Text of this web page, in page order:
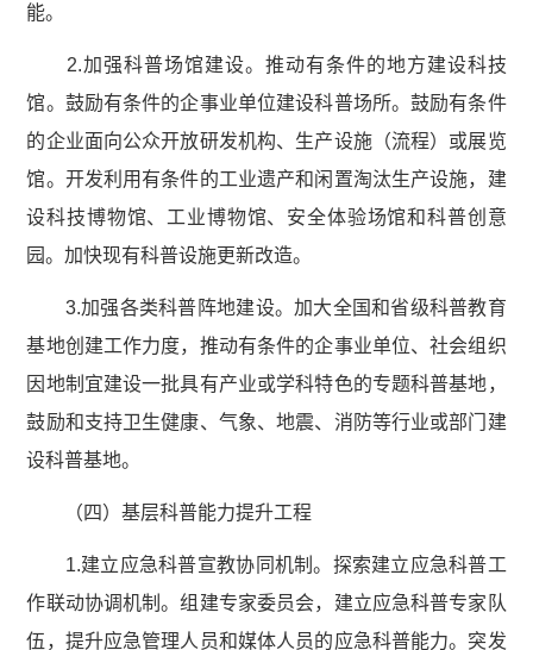
能。
2.加强科普场馆建设。推动有条件的地方建设科技
馆。鼓励有条件的企事业单位建设科普场所。鼓励有条件
的企业面向公众开放研发机构、生产设施（流程）或展览
馆。开发利用有条件的工业遗产和闲置淘汰生产设施，建
设科技博物馆、工业博物馆、安全体验场馆和科普创意
园。加快现有科普设施更新改造。
3.加强各类科普阵地建设。加大全国和省级科普教育
基地创建工作力度，推动有条件的企事业单位、社会组织
因地制宜建设一批具有产业或学科特色的专题科普基地，
鼓励和支持卫生健康、气象、地震、消防等行业或部门建
设科普基地。
（四）基层科普能力提升工程
1.建立应急科普宣教协同机制。探索建立应急科普工
作联动协调机制。组建专家委员会，建立应急科普专家队
伍，提升应急管理人员和媒体人员的应急科普能力。突发